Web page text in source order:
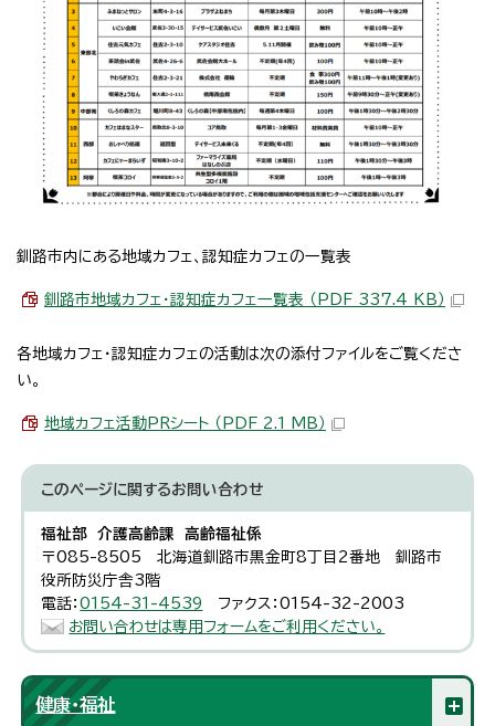
釧路市内にある地域カフェ、認知症カフェの一覧表
釧路市地域カフェ・認知症カフェ一覧表 （PDF 337.4 KB）
各地域カフェ・認知症カフェの活動は次の添付ファイルをご覧くださ
い。
地域カフェ活動PRシート （PDF 2.1 MB）
このページに関するお問い合わせ
福祉部 介護高齢課 高齢福祉係
〒085-8505 北海道釧路市黒金町8丁目2番地 釧路市
役所防災庁舎3階
電話：0154-31-4539
ファクス：0154-32-2003
お問い合わせは専用フォームをご利用ください。
健康・福祉